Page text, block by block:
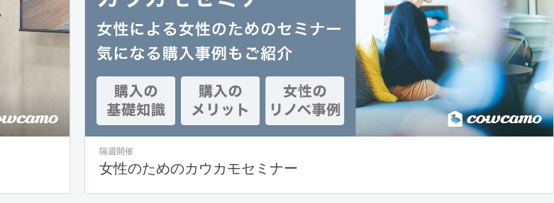
隔週開催
女性のためのカウカモセミナー